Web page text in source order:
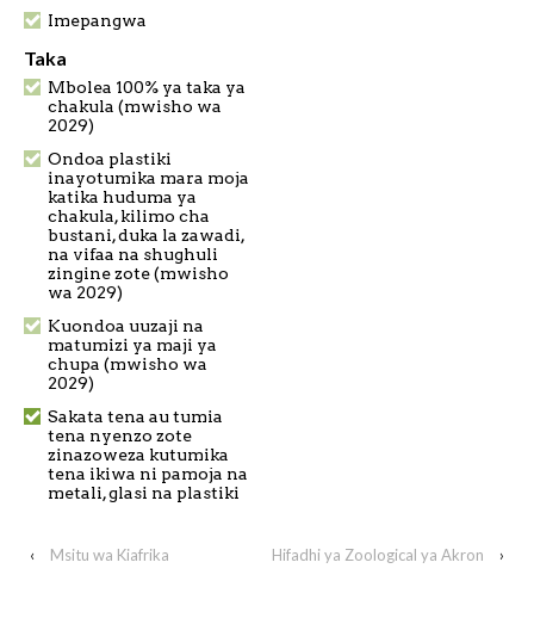
Imepangwa
Taka
Mbolea 100% ya taka ya
chakula (mwisho wa
2029)
Ondoa plastiki
inayotumika mara moja
katika huduma ya
chakula, kilimo cha
bustani, duka la zawadi,
na vifaa na shughuli
zingine zote (mwisho
wa 2029)
Kuondoa uuzaji na
matumizi ya maji ya
chupa (mwisho wa
2029)
Sakata tena au tumia
tena nyenzo zote
zinazoweza kutumika
tena ikiwa ni pamoja na
metali, glasi na plastiki
‹ Msitu wa Kiafrika Hifadhi ya Zoological ya Akron ›